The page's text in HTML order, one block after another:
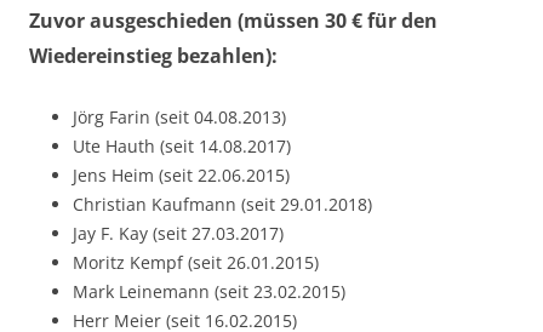
Zuvor ausgeschieden (müssen 30 € für den
Wiedereinstieg bezahlen):
Jörg Farin (seit 04.08.2013)
Ute Hauth (seit 14.08.2017)
Jens Heim (seit 22.06.2015)
Christian Kaufmann (seit 29.01.2018)
Jay F. Kay (seit 27.03.2017)
Moritz Kempf (seit 26.01.2015)
Mark Leinemann (seit 23.02.2015)
Herr Meier (seit 16.02.2015)